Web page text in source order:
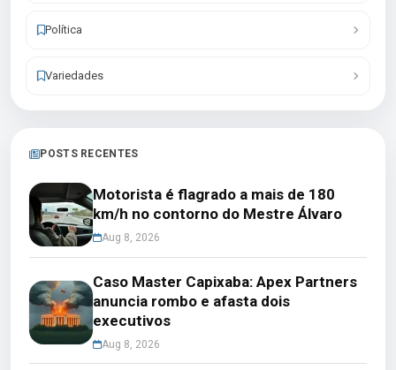
Política
Variedades
POSTS RECENTES
Motorista é flagrado a mais de 180
km/h no contorno do Mestre Álvaro
Aug 8, 2026
Caso Master Capixaba: Apex Partners
anuncia rombo e afasta dois
executivos
Aug 8, 2026